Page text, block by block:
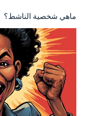
ماهي شخصية الناشط؟